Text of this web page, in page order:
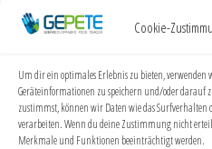
Cookie-
Um dir ein optimales Erlebnis zu bieten, verwenden
Geräteinformationen zu speichern und/oder darauf
zustimmst, können wir Daten wie das Surfverhalten
verarbeiten. Wenn du deine Zustimmung nicht
Merkmale und Funktionen beeinträchtigt werden.
alles, was noch vor uns liegt.
❤️ Vielen Dank an alle, die mich
haben.